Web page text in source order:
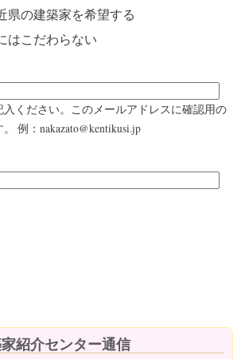
県の建築家を希望する
はこだわらない
入ください。このメールアドレスに確認用の
例：nakazato@kentikusi.jp
紹介センター通信